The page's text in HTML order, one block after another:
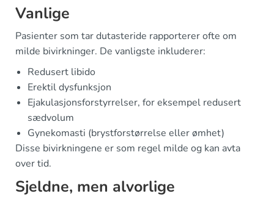
Vanlige
Pasienter som tar dutasteride rapporterer ofte om
milde bivirkninger. De vanligste inkluderer:
Redusert libido
Erektil dysfunksjon
Ejakulasjonsforstyrrelser, for eksempel redusert
sædvolum
Gynekomasti (brystforstørrelse eller ømhet)
Disse bivirkningene er som regel milde og kan avta
over tid.
Sjeldne, men alvorlige